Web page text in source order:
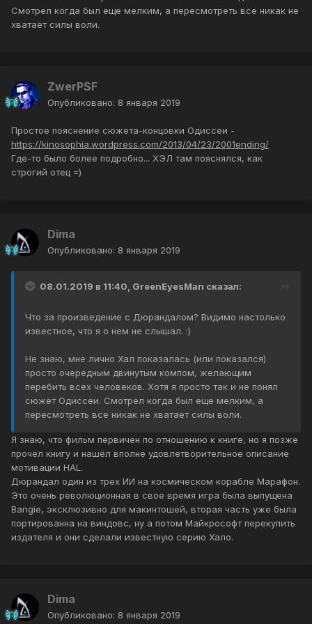
Смотрел когда был еще мелким, а пересмотреть все никак не
хватает силы воли.
ZwerPSF
Опубликовано: 8 января 2019
Простое пояснение сюжета-концовки Одиссеи -
https://kinosophia.wordpress.com/2013/04/23/2001ending/
Где-то было более подробно... ХЭЛ там пояснялся, как
строгий отец =)
Dima
Опубликовано: 8 января 2019
08.01.2019 в 11:40, GreenEyesMan сказал:
Что за произведение с Дюрандалом? Видимо настолько
известное, что я о нем не слышал. :)
Не знаю, мне лично Хал показалась (или показался)
просто очередным двинутым компом, желающим
перебить всех человеков. Хотя я просто так и не понял
сюжет Одиссеи. Смотрел когда был еще мелким, а
пересмотреть все никак не хватает силы воли.
Я знаю, что фильм первичен по отношению к книге, но я позже
прочёл книгу и нашёл вполне удовлетворительное описание
мотивации HAL.
Дюрандал один из трех ИИ на космическом корабле Марафон.
Это очень революционная в свое время игра была выпущена
Bangie, эксклюзивно для макинтошей, вторая часть уже была
портированна на виндовс, ну а потом Майкрософт перекупить
издателя и они сделали известную серию Хало.
Dima
Опубликовано: 8 января 2019